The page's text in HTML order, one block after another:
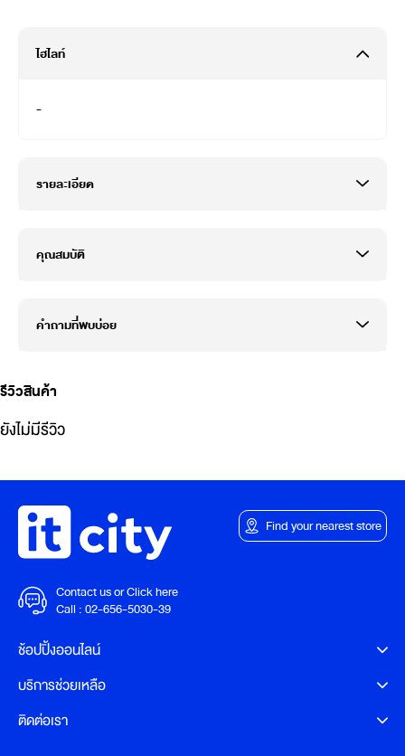
ไฮไลท์
-
รายละเอียด
คุณสมบัติ
คำถามที่พบบ่อย
รีวิวสินค้า
ยังไม่มีรีวิว
Contact us or Click here
Call :02-656-5030-39
Find your nearest store
ช้อปปิ้งออนไลน์
บริการช่วยเหลือ
ติดต่อเรา